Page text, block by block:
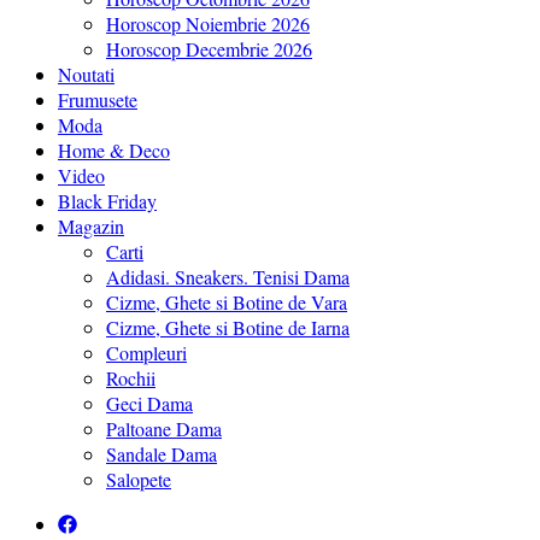
Horoscop Noiembrie 2026
Horoscop Decembrie 2026
Noutati
Frumusete
Moda
Home & Deco
Video
Black Friday
Magazin
Carti
Adidasi. Sneakers. Tenisi Dama
Cizme, Ghete si Botine de Vara
Cizme, Ghete si Botine de Iarna
Compleuri
Rochii
Geci Dama
Paltoane Dama
Sandale Dama
Salopete